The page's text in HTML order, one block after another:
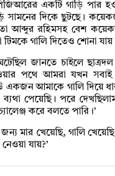
পিজিআরের একটি গাড়ি পার
সামনের দিকে ছুটছে।
আব্দুর রহিমসহ বেশ
গালি দিতেও শোনা
ঘটেছিল জানতে চাইলে
হওয়ার পথে আমরা যখন
একজন আমাকে গালি দিয়ে
পেয়েছি। পরে
করে বলতে পারি।’
মার খেয়েছি, গালি
যায়?’